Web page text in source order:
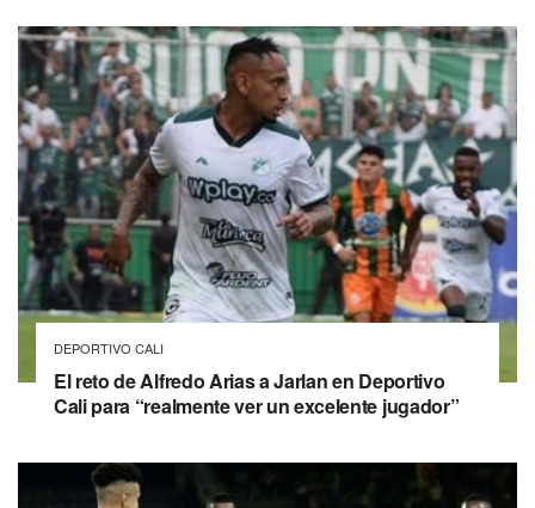
DEPORTIVO CALI
El reto de Alfredo Arias a Jarlan en Deportivo
Cali para “realmente ver un excelente jugador”